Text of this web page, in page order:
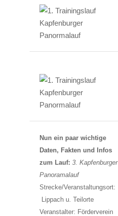
Nun ein paar wichtige
Daten, Fakten und Infos
zum Lauf: 3. Kapfenburger
Panoramalauf
Strecke/Veranstaltungsort:
Lippach u. Teilorte
Veranstalter: Förderverein